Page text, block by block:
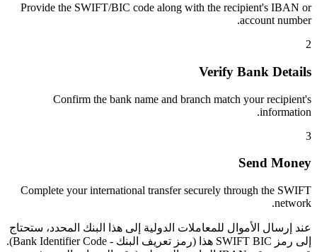
Provide the SWIFT/BIC code along with the recipient's IBAN or
account number.
2
Verify Bank Details
Confirm the bank name and branch match your recipient's
information.
3
Send Money
Complete your international transfer securely through the SWIFT
network.
عند إرسال الأموال للمعاملات الدولية إلى هذا البنك المحدد، ستحتاج
إلى رمز SWIFT BIC هذا (رمز تعريف البنك - Bank Identifier Code).